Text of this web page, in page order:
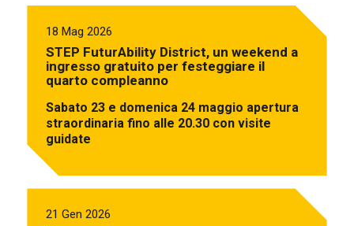
18 Mag 2026
STEP FuturAbility District, un weekend a
ingresso gratuito per festeggiare il
quarto compleanno
Sabato 23 e domenica 24 maggio apertura
straordinaria fino alle 20.30 con visite
guidate
21 Gen 2026